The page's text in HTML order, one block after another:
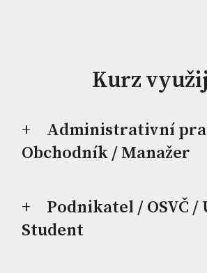
Kurz
Administrativní
Obchodník / Manažer
Podnikatel / OSVČ /
Student